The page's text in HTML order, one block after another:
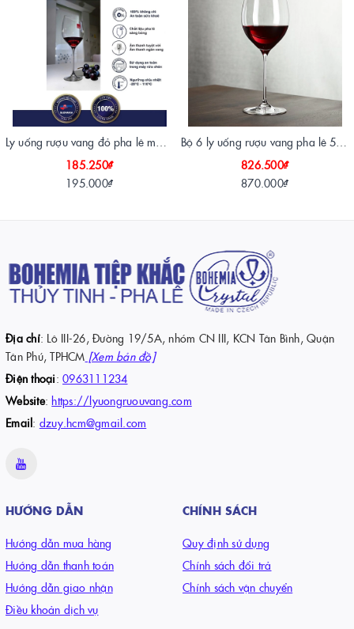
185.250₫
195.000₫
826.500₫
870.000₫
Địa chỉ: Lô III-26, Đường 19/5A, nhóm CN III, KCN Tân Bình, Quận
Tân Phú, TPHCM [Xem bản đồ]
Điện thoại: 0963111234
Website:https://lyuongruouvang.com
Email: dzuy.hcm@gmail.com
HƯỚNG DẪN
Hướng dẫn mua hàng
Hướng dẫn thanh toán
Hướng dẫn giao nhận
Điều khoản dịch vụ
CHÍNH SÁCH
Quy định sử dụng
Chính sách đổi trả
Chính sách vận chuyển